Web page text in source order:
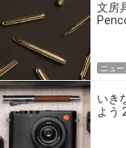
文房
ニュー
いき
よう